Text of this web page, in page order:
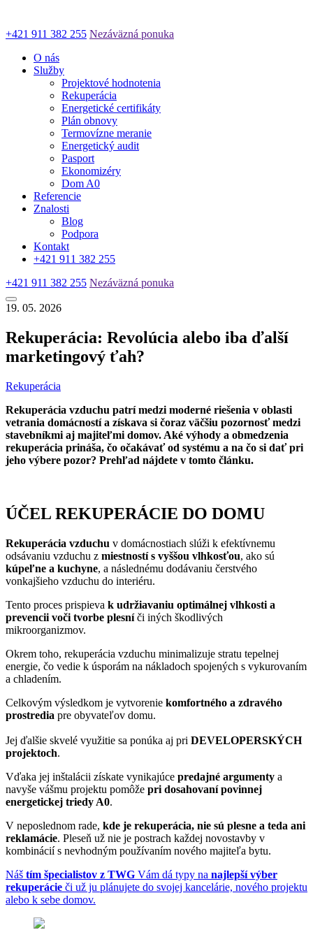
+421 911 382 255 Nezáväzná ponuka
O nás
Služby
Projektové hodnotenia
Rekuperácia
Energetické certifikáty
Plán obnovy
Termovízne meranie
Energetický audit
Pasport
Ekonomizéry
Dom A0
Referencie
Znalosti
Blog
Podpora
Kontakt
+421 911 382 255
+421 911 382 255 Nezáväzná ponuka
19. 05. 2026
Rekuperácia: Revolúcia alebo iba ďalší
marketingový ťah?
Rekuperácia
Rekuperácia vzduchu patrí medzi moderné riešenia v oblasti
vetrania domácností a získava si čoraz väčšiu pozornosť medzi
stavebníkmi aj majiteľmi domov. Aké výhody a obmedzenia
rekuperácia prináša, čo očakávať od systému a na čo si dať pri
jeho výbere pozor? Prehľad nájdete v tomto článku.
ÚČEL REKUPERÁCIE DO DOMU
Rekuperácia vzduchu v domácnostiach slúži k efektívnemu
odsávaniu vzduchu z miestností s vyššou vlhkosťou, ako sú
kúpeľne a kuchyne, a následnému dodávaniu čerstvého
vonkajšieho vzduchu do interiéru.
Tento proces prispieva k udržiavaniu optimálnej vlhkosti a
prevencii voči tvorbe plesníči iných škodlivých
mikroorganizmov.
Okrem toho, rekuperácia vzduchu minimalizuje stratu tepelnej
energie, čo vedie k úsporám na nákladoch spojených s vykurovaním
a chladením.
Celkovým výsledkom je vytvorenie komfortného a zdravého
prostredia pre obyvateľov domu.
Jej ďalšie skvelé využitie sa ponúka aj pri DEVELOPERSKÝCH
projektoch.
Vďaka jej inštalácii získate vynikajúce predajné argumenty a
navyše vášmu projektu pomôže pri dosahovaní povinnej
energetickej triedy A0.
V neposlednom rade, kde je rekuperácia, nie sú plesne a teda ani
reklamácie. Pleseň už nie je postrach každej novostavby v
kombinácií s nevhodným používaním nového majiteľa bytu.
Náš tím špecialistov z TWG Vám dá typy na najlepší výber
rekuperácie či už ju plánujete do svojej kancelárie, nového projektu
alebo k sebe domov.